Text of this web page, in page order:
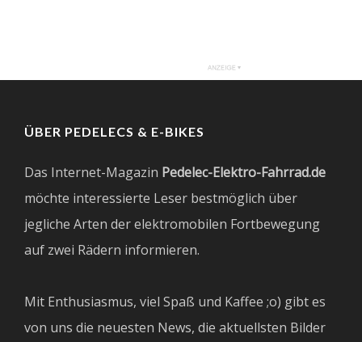
ÜBER PEDELECS & E-BIKES
Das Internet-Magazin Pedelec-Elektro-Fahrrad.de
möchte interessierte Leser bestmöglich über
jegliche Arten der elektromobilen Fortbewegung
auf zwei Rädern informieren.
Mit Enthusiasmus, viel Spaß und Kaffee ;o) gibt es
von uns die neuesten News, die aktuellsten Bilder